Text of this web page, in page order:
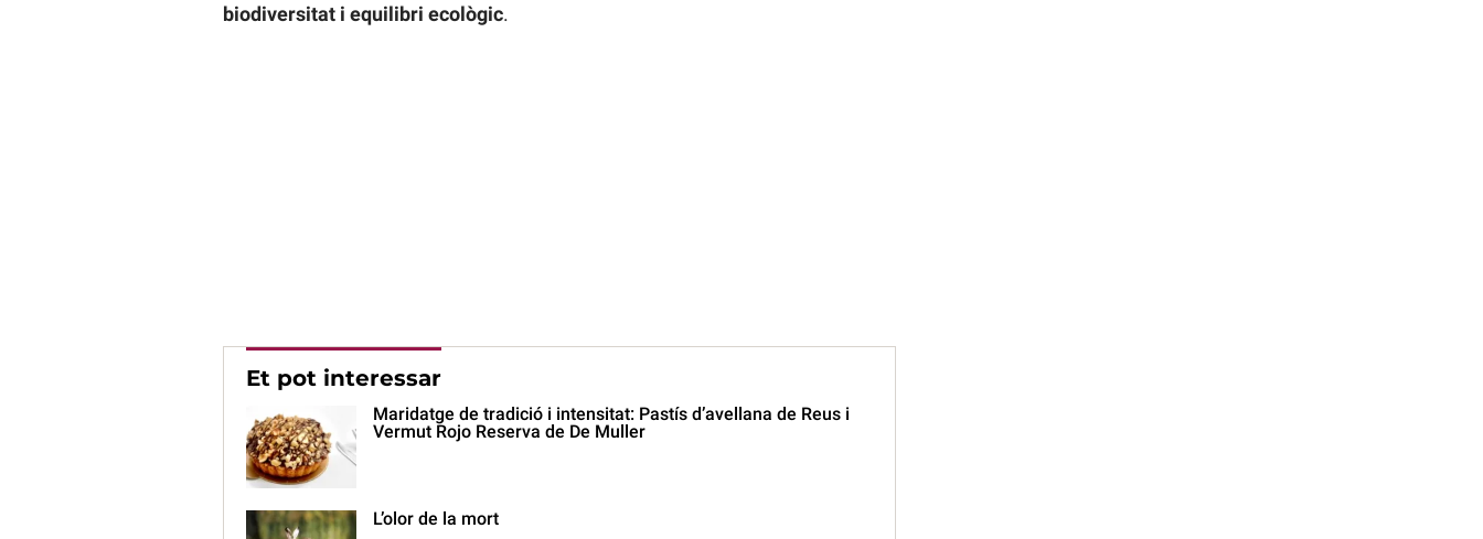
biodiversitat i equilibri ecològic.
Et pot interessar
Maridatge de tradició i intensitat: Pastís d’avellana de Reus i
Vermut Rojo Reserva de De Muller
L’olor de la mort